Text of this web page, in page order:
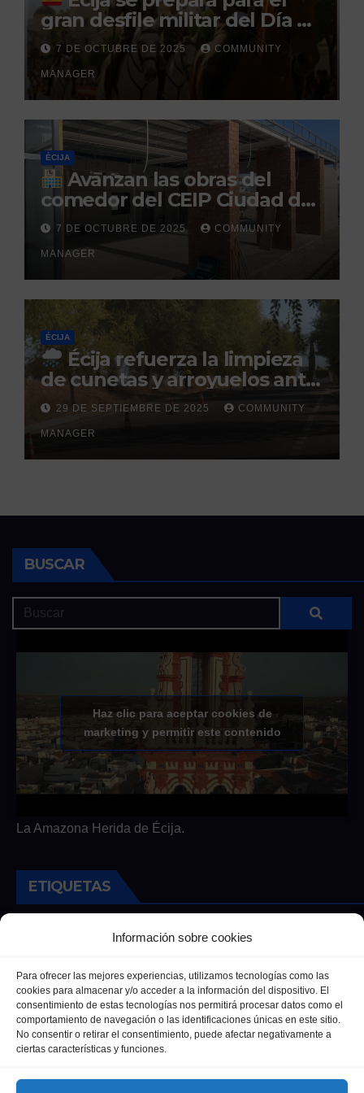
Información sobre cookies
Para ofrecer las mejores experiencias, utilizamos tecnologías como las
cookies para almacenar y/o acceder a la información del dispositivo. El
consentimiento de estas tecnologías nos permitirá procesar datos como el
comportamiento de navegación o las identificaciones únicas en este sitio.
No consentir o retirar el consentimiento, puede afectar negativamente a
ciertas características y funciones.
gran desfile militar del Día de
la Hispanidad organizado por
el Centro Militar de Cría
Caballar
7 DE OCTUBRE DE 2025 COMMUNITY
MANAGER
ÉCIJA
Avanzan las obras del
comedor del CEIP Ciudad del
Sol: su finalización está
prevista para finales de 2025
7 DE OCTUBRE DE 2025 COMMUNITY
MANAGER
ÉCIJA
Écija refuerza la limpieza
de cunetas y arroyuelos ante
la llegada de las lluvias
otoñales
29 DE SEPTIEMBRE DE 2025 COMMUNITY
MANAGER
BUSCAR
Haz clic para aceptar cookies de
marketing y permitir este contenido
La Amazona Herida de Écija.
ETIQUETAS
Andalucía Cultura Deportes